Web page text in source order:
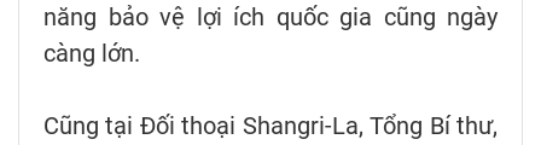
năng bảo vệ lợi ích quốc gia cũng ngày
càng lớn.
Cũng tại Đối thoại Shangri-La, Tổng Bí thư,